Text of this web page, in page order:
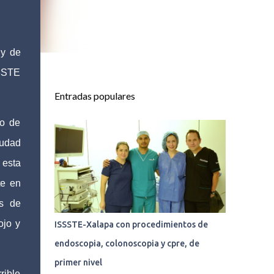
de
de
en
de
y
Entradas populares
ISSSTE-Xalapa con procedimientos de
endoscopia, colonoscopia y cpre, de
primer nivel